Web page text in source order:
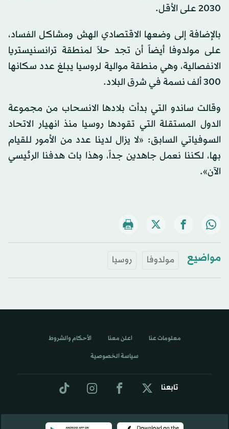
2030 على الأقل.
بالإضافة إلى وضعها الاقتصادي الهش ومشاكل الفساد،
على مولدوفا أيضاً أن تجد حلاً لمنطقة ترانسنيستريا
الانفصالية، وهي منطقة موالية لروسيا يبلغ عدد سكانها
300 ألف نسمة في شرق البلاد.
وقالت ساندو التي بدأت بلادها الانسحاب من مجموعة
الدول المستقلة التي تقودها روسيا منذ انهيار الاتحاد
السوفياتي السابق: «لا يزال لدينا عدد من الأمور للقيام
بها، لكننا نعمل جاهدين جداً، وهذا بات هدفنا الرئيسي
الآن».
مواضيع مولدوفا روسيا
تابعنا
معلومات عنا اعلن معنا الأحكام والشروط
سياسة الخصوصية